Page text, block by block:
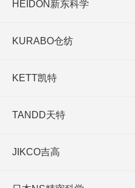
HEIDON新东科学
KURABO仓纺
KETT凯特
TANDD天特
JIKCO吉高